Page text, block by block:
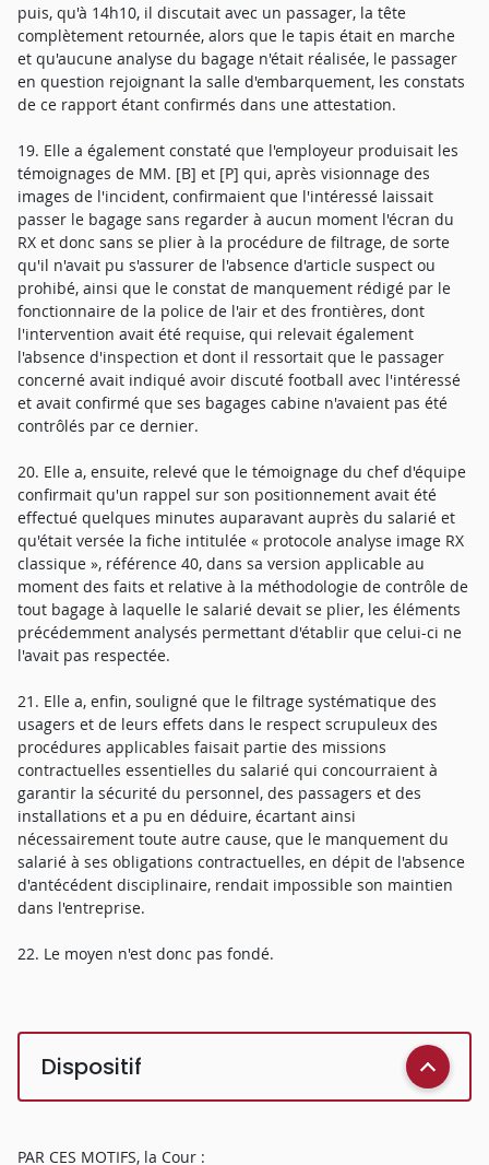
puis, qu'à 14h10, il discutait avec un passager, la tête
complètement retournée, alors que le tapis était en marche
et qu'aucune analyse du bagage n'était réalisée, le passager
en question rejoignant la salle d'embarquement, les constats
de ce rapport étant confirmés dans une attestation.
19. Elle a également constaté que l'employeur produisait les
témoignages de MM. [B] et [P] qui, après visionnage des
images de l'incident, confirmaient que l'intéressé laissait
passer le bagage sans regarder à aucun moment l'écran du
RX et donc sans se plier à la procédure de filtrage, de sorte
qu'il n'avait pu s'assurer de l'absence d'article suspect ou
prohibé, ainsi que le constat de manquement rédigé par le
fonctionnaire de la police de l'air et des frontières, dont
l'intervention avait été requise, qui relevait également
l'absence d'inspection et dont il ressortait que le passager
concerné avait indiqué avoir discuté football avec l'intéressé
et avait confirmé que ses bagages cabine n'avaient pas été
contrôlés par ce dernier.
20. Elle a, ensuite, relevé que le témoignage du chef d'équipe
confirmait qu'un rappel sur son positionnement avait été
effectué quelques minutes auparavant auprès du salarié et
qu'était versée la fiche intitulée « protocole analyse image RX
classique », référence 40, dans sa version applicable au
moment des faits et relative à la méthodologie de contrôle de
tout bagage à laquelle le salarié devait se plier, les éléments
précédemment analysés permettant d'établir que celui-ci ne
l'avait pas respectée.
21. Elle a, enfin, souligné que le filtrage systématique des
usagers et de leurs effets dans le respect scrupuleux des
procédures applicables faisait partie des missions
contractuelles essentielles du salarié qui concourraient à
garantir la sécurité du personnel, des passagers et des
installations et a pu en déduire, écartant ainsi
nécessairement toute autre cause, que le manquement du
salarié à ses obligations contractuelles, en dépit de l'absence
d'antécédent disciplinaire, rendait impossible son maintien
dans l'entreprise.
22. Le moyen n'est donc pas fondé.
Dispositif
PAR CES MOTIFS, la Cour :